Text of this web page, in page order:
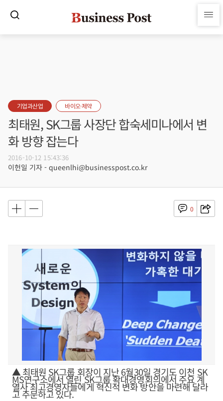
기업과산업 바이오·제약
최태원, SK그룹 사장단 합숙세미나에서 변
화 방향 잡는다
2016-10-12 15:43:36
이헌일 기자 - queenlhi@businesspost.co.kr
0
▲ 최태원 SK그룹 회장이 지난 6월30일 경기도 이천 SK
MS연구소에서 열린 SK그룹 확대경영회의에서 주요 계
열사 최고경영자들에게 혁신적 변화 방안을 마련해 달라
고 주문하고 있다.